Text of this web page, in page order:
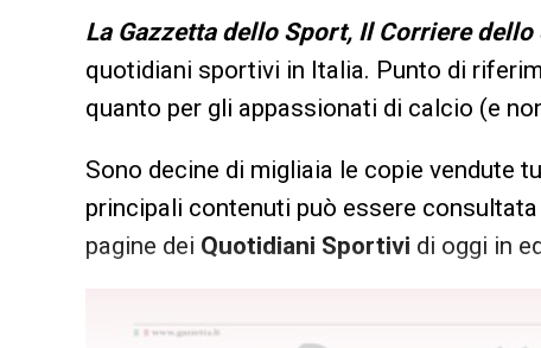
La Gazzetta dello Sport, Il Corriere
quotidiani sportivi in Italia. Punto di
quanto per gli appassionati di calcio (e
Sono decine di migliaia le copie vendute
principali contenuti può essere
pagine dei Quotidiani Sportivi di oggi in